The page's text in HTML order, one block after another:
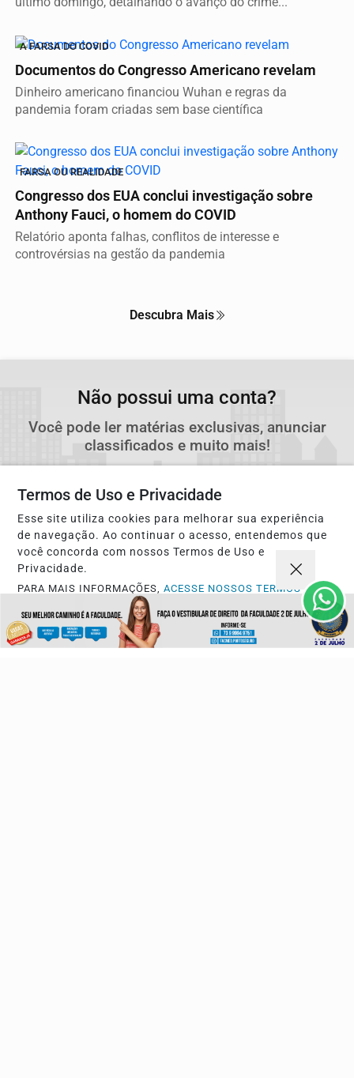
A FARSA DO COVID
Documentos do Congresso Americano revelam
Dinheiro americano financiou Wuhan e regras da
pandemia foram criadas sem base científica
FARSA OU REALIDADE
Congresso dos EUA conclui investigação sobre
Anthony Fauci, o homem do COVID
Relatório aponta falhas, conflitos de interesse e
controvérsias na gestão da pandemia
Descubra Mais
Não possui uma conta?
Você pode ler matérias exclusivas, anunciar
classificados e muito mais!
CRIAR MINHA CONTA
Termos de Uso e Privacidade
Esse site utiliza cookies para melhorar sua experiência
de navegação. Ao continuar o acesso, entendemos que
você concorda com nossos Termos de Uso e
Privacidade.
PARA MAIS INFORMAÇÕES,ACESSE NOSSOS TERMOS
PROSSEGUIR